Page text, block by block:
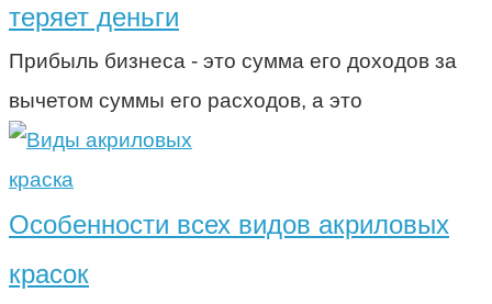
теряет деньги
Прибыль бизнеса - это сумма его доходов за
вычетом суммы его расходов, а это
краска
Особенности всех видов акриловых
красок